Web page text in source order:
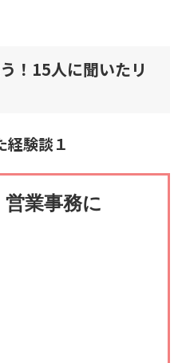
！15人に聞いたリ
経験談１
業事務に